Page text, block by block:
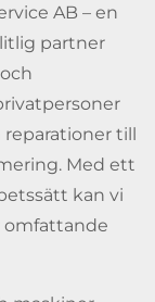
AB – en
partner
reparationer till
Med ett
kan vi
omfattande